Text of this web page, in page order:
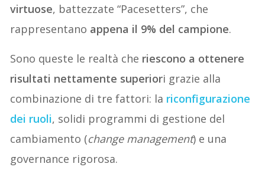
virtuose, battezzate “Pacesetters”, che
rappresentano appena il 9% del campione.
Sono queste le realtà che riescono a ottenere
risultati nettamente superiori grazie alla
combinazione di tre fattori: la riconfigurazione
dei ruoli, solidi programmi di gestione del
cambiamento (change management) e una
governance rigorosa.